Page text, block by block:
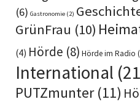
(6) Gastronomie (2)
GrünFrau (10)
(4) Hörde (8) Hörde im Radio
International
PUTZmunter(11)